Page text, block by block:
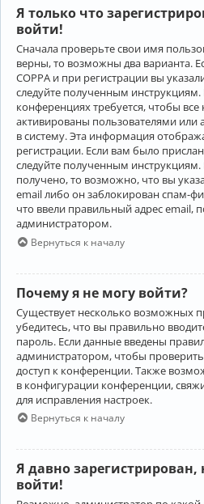
Я только что
войти!
Сначала проверьте свои имя
верны, то возможны два варианта.
COPPA и при регистрации вы
следуйте полученным
конференциях требуется, чтобы
активированы пользователями или
в систему. Эта информация
регистрации. Если вам было
следуйте полученным
получено, то возможно, что вы
email либо он заблокирован спам-
что ввели правильный адрес email,
администратором.
Вернуться к началу
Почему я не могу войти?
Существует несколько возможных
убедитесь, что вы правильно
пароль. Если данные введены
администратором, чтобы
доступ к конференции. Также
в конфигурации конференции,
для исправления настроек.
Вернуться к началу
Я давно
войти!